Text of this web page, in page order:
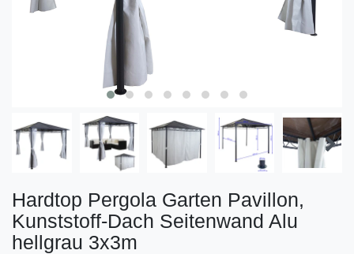
Hardtop Pergola Garten Pavillon,
Kunststoff-Dach Seitenwand Alu
hellgrau 3x3m